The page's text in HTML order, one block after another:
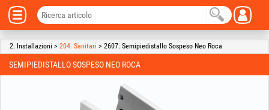
2. Installazioni > 204. Sanitari > 2607. Semipiedistallo Sospeso Neo Roca
SEMIPIEDISTALLO SOSPESO NEO ROCA